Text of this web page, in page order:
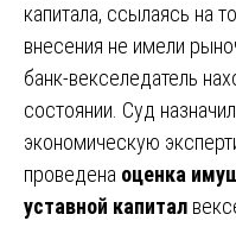
капитала, ссылаясь на
внесения не имели
банк-векселедатель
состоянии. Суд
экономическую
проведена оценка
уставной капитал